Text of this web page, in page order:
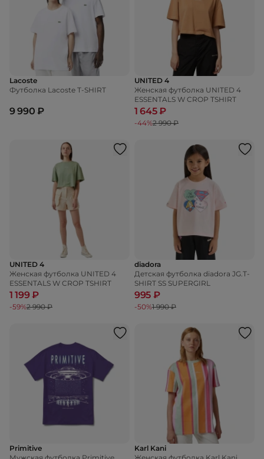
Lacoste
Футболка Lacoste T-SHIRT
9 990 ₽
UNITED 4
Женская футболка UNITED 4
ESSENTALS W CROP TSHIRT
1 645 ₽
-44%2 990 ₽
UNITED 4
Женская футболка UNITED 4
ESSENTALS W CROP TSHIRT
1 199 ₽
-59%2 990 ₽
diadora
Детская футболка diadora JG.T-
SHIRT SS SUPERGIRL
995 ₽
-50%1 990 ₽
Primitive
Karl Kani